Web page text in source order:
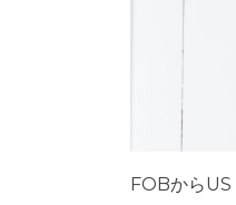
FOBからUS